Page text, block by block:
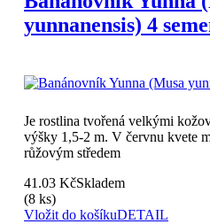
yunnanensis) 4
Je rostlina tvořená velkými
výšky 1,5-2 m. V červnu kvete
růžovým středem
41.03 KčSkladem
(8 ks)
Vložit do košíkuDETAIL